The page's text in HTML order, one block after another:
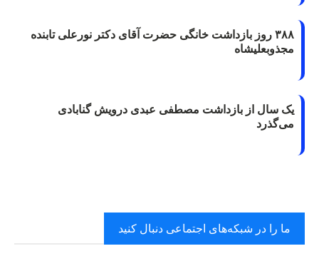
۳۸۸ روز بازداشت خانگی حضرت آقای دکتر نورعلی تابنده
مجذوبعلیشاه
یک سال از بازداشت مصطفی عبدی درویش گنابادی
می‌گذرد
ما را در شبکه‌های اجتماعی دنبال کنید